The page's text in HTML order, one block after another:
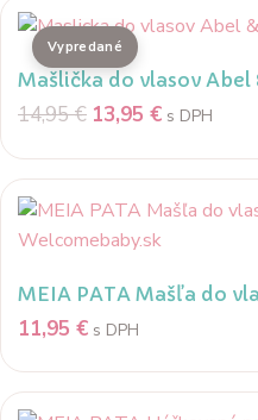
Mašlička do vlasov Abel
14,95€ 13,95 € s DPH
MEIA PATA Mašľa do
11,95 € s DPH